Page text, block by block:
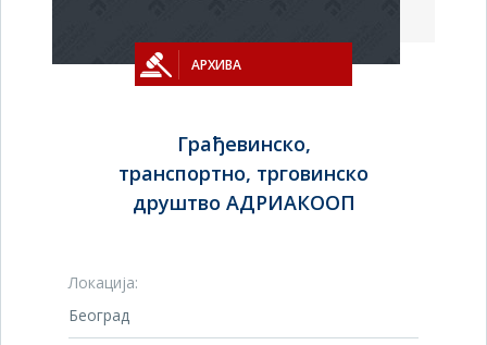
АРХИВА
Грађевинско,
транспортно, трговинско
друштво АДРИАКООП
Локација:
Београд